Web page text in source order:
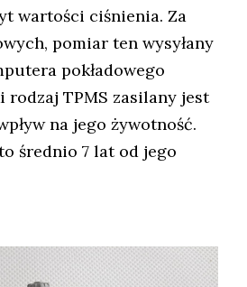
wartości ciśnienia. Za
pomiar ten wysyłany
pokładowego
rodzaj TPMS zasilany jest
na jego żywotność.
średnio 7 lat od jego